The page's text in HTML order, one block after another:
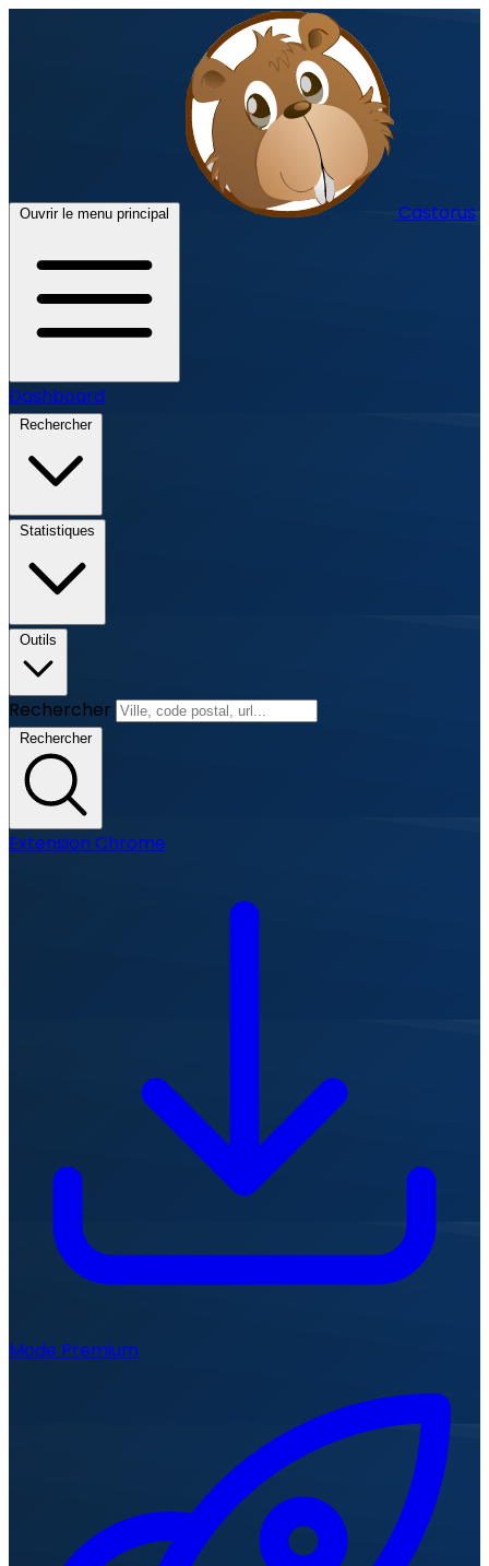
Ouvrir le menu principal Castorus
Dashboard
Rechercher
Statistiques
Outils
Rechercher
Rechercher
Extension Chrome
Mode Premium